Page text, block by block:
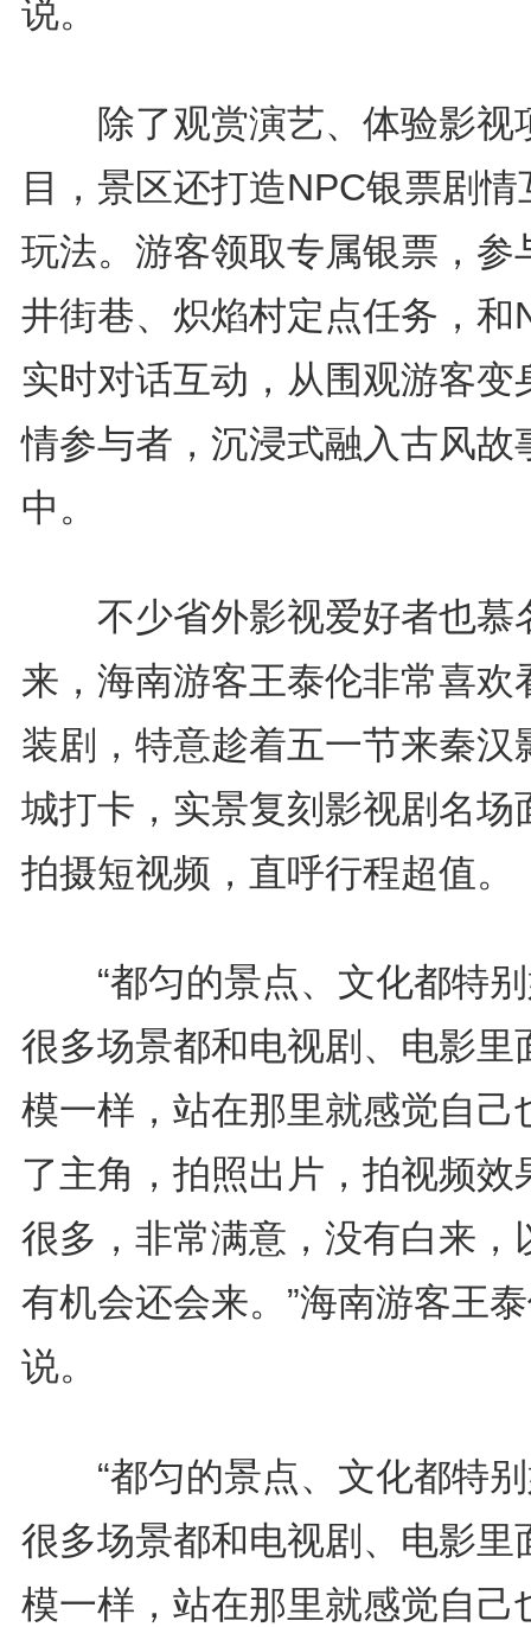
说。
除了观赏演艺、体验影视
目，景区还打造NPC银票剧情
玩法。游客领取专属银票，参
井街巷、炽焰村定点任务，和
实时对话互动，从围观游客变
情参与者，沉浸式融入古风故
中。
不少省外影视爱好者也慕
来，海南游客王泰伦非常喜欢
装剧，特意趁着五一节来秦汉
城打卡，实景复刻影视剧名场
拍摄短视频，直呼行程超值。
“都匀的景点、文化都特别
很多场景都和电视剧、电影里
模一样，站在那里就感觉自己
了主角，拍照出片，拍视频效
很多，非常满意，没有白来，
有机会还会来。”海南游客王
说。
“都匀的景点、文化都特别
很多场景都和电视剧、电影里
模一样，站在那里就感觉自己